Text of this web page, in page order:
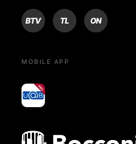
BTV TL ON
MOBILE APP
yoU@B
Bocconi shop